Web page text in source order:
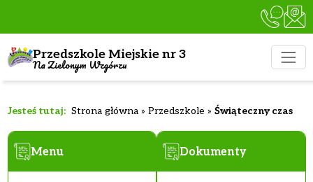
Przedszkole Miejskie nr 3
Na Zielonym Wzgórzu
Strona główna» Przedszkole » Świąteczny czas
Menu Dokumenty